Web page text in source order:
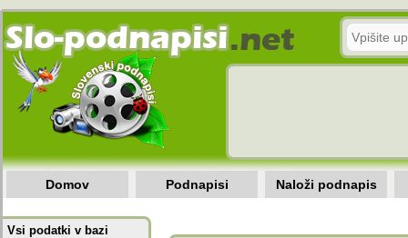
Domov Podnapisi Naloži podnapis
Vsi podatki v bazi